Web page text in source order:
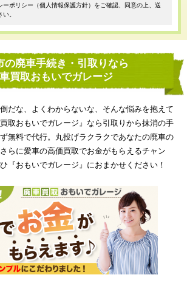
ーポリシー（個人情報保護方針）をご確認、同意の上、送
。
の廃車手続き・引取りなら
買取おもいでガレージ
だな、よくわからないな、そんな悩みを抱えて
取おもいでガレージ』なら引取りから抹消の手
無料で代行。丸投げラクラクであなたの廃車の
らに愛車の高価買取でお金がもらえるチャン
『おもいでガレージ』におまかせください！